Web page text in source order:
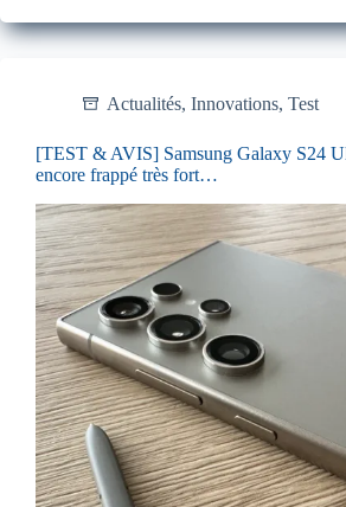
Actualités, Innovations, Test
[TEST & AVIS] Samsung Galaxy S24
encore frappé très fort…